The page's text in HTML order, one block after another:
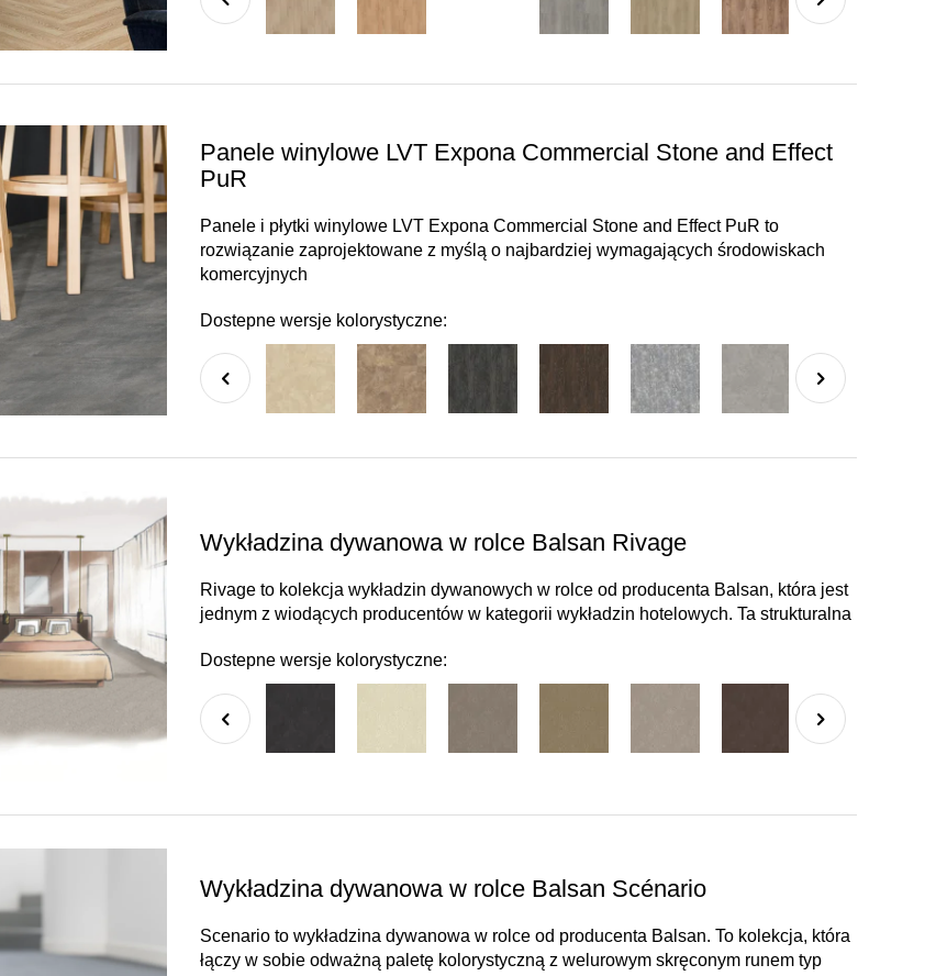
Panele winylowe LVT Expona Commercial Stone and Effect
PuR
Panele i płytki winylowe LVT Expona Commercial Stone and Effect PuR to
rozwiązanie zaprojektowane z myślą o najbardziej wymagających środowiskach
komercyjnych
Dostepne wersje kolorystyczne:
Wykładzina dywanowa w rolce Balsan Rivage
Rivage to kolekcja wykładzin dywanowych w rolce od producenta Balsan, która jest
jednym z wiodących producentów w kategorii wykładzin hotelowych. Ta strukturalna
Dostepne wersje kolorystyczne:
Wykładzina dywanowa w rolce Balsan Scénario
Scenario to wykładzina dywanowa w rolce od producenta Balsan. To kolekcja, która
łączy w sobie odważną paletę kolorystyczną z welurowym skręconym runem typ